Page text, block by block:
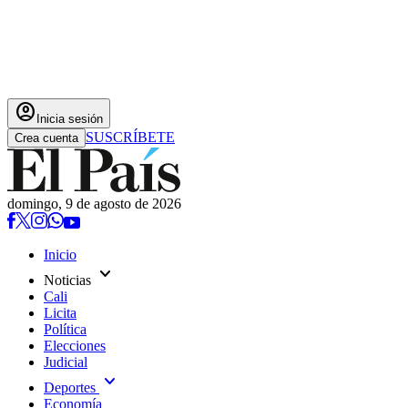
account_circle Inicia sesión
Crea cuenta SUSCRÍBETE
domingo, 9 de agosto de 2026
Inicio
Noticias expand_more
Cali
Licita
Política
Elecciones
Judicial
Deportes expand_more
Economía